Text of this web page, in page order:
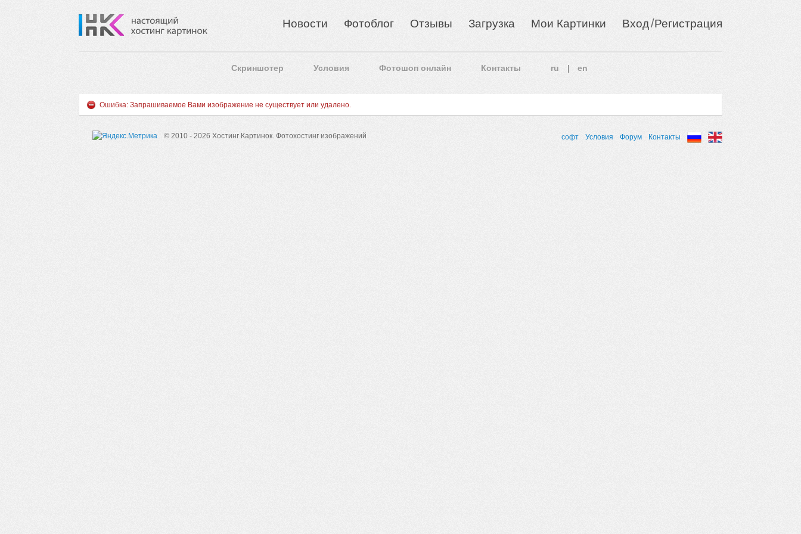
Новости Фотоблог Отзывы Загрузка Мои Картинки Вход/Регистрация
Скриншотер Условия Фотошоп онлайн Контакты ru en
Ошибка: Запрашиваемое Вами изображение не существует или удалено.
© 2010 - 2026 Хостинг Картинок. Фотохостинг изображений софт Условия Форум Контакты